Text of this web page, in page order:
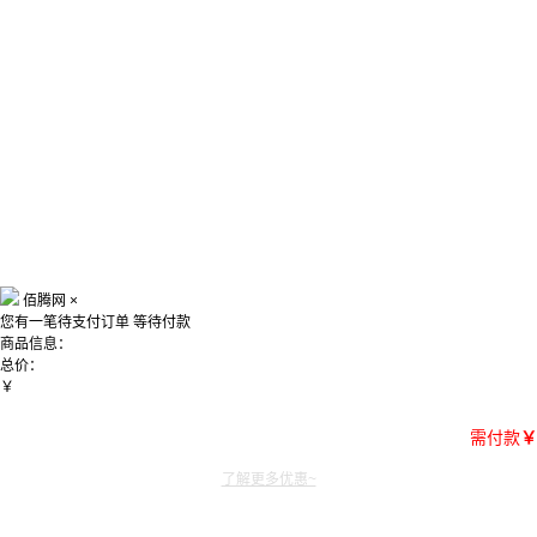
佰腾网 ×
您有一笔待支付订单 等待付款
商品信息：
总价：
￥
需付款￥
了解更多优惠~